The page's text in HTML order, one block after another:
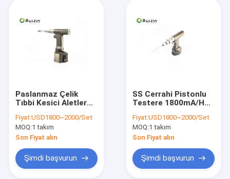
Paslanmaz Çelik
Tıbbi Kesici Aletler
Matkaplar 1800mA/h
Fiyat:USD1800~2000/Set
MOQ:1 takım
Son Fiyat alın
Şimdi başvurun
SS Cerrahi Pistonlu
Testere 1800mA/H
Makinesi
Fiyat:USD1800~2000/Set
MOQ:1 takım
Son Fiyat alın
Şimdi başvurun